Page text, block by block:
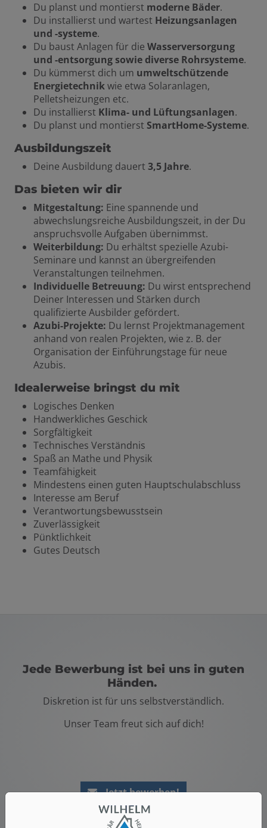
Du planst und montierst moderne Bäder.
Du installierst und wartest Heizungsanlagen
und -systeme.
Du baust Anlagen für die Wasserversorgung
und -entsorgung sowie diverse Rohrsysteme.
Du kümmerst dich um umweltschützende
Energietechnikwie etwa Solaranlagen,
Pelletsheizungen etc.
Du installierst Klima- und Lüftungsanlagen.
Du planst und montierst SmartHome-Systeme.
Ausbildungszeit
Deine Ausbildung dauert 3,5 Jahre.
Das bieten wir dir
Mitgestaltung: Eine spannende und
abwechslungsreiche Ausbildungszeit, in der Du
anspruchsvolle Aufgaben übernimmst.
Weiterbildung: Du erhältst spezielle Azubi-
Seminare und kannst an übergreifenden
Veranstaltungen teilnehmen.
Individuelle Betreuung: Du wirst entsprechend
Deiner Interessen und Stärken durch
qualifizierte Ausbilder gefördert.
Azubi-Projekte: Du lernst Projektmanagement
anhand von realen Projekten, wie z. B. der
Organisation der Einführungstage für neue
Azubis.
Idealerweise bringst du mit
Logisches Denken
Handwerkliches Geschick
Sorgfältigkeit
Technisches Verständnis
Spaß an Mathe und Physik
Teamfähigkeit
Mindestens einen guten Hauptschulabschluss
Interesse am Beruf
Verantwortungsbewusstsein
Zuverlässigkeit
Pünktlichkeit
Gutes Deutsch
Jede Bewerbung ist bei uns in guten
Händen.
Diskretion ist für uns selbstverständlich.
Unser Team freut sich auf dich!
Jetzt bewerben!